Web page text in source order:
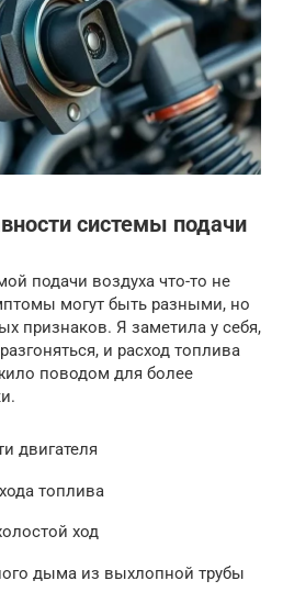
системы подачи
подачи воздуха что-то не
могут быть разными, но
признаков. Я заметила у себя,
и расход топлива
поводом для более
двигателя
топлива
ход
дыма из выхлопной трубы